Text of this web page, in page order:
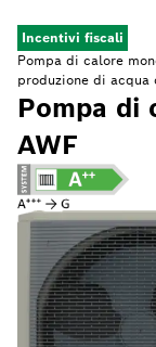
Incentivi fiscali
Pompa di calore
produzione di acqua
Pompa di
AWF